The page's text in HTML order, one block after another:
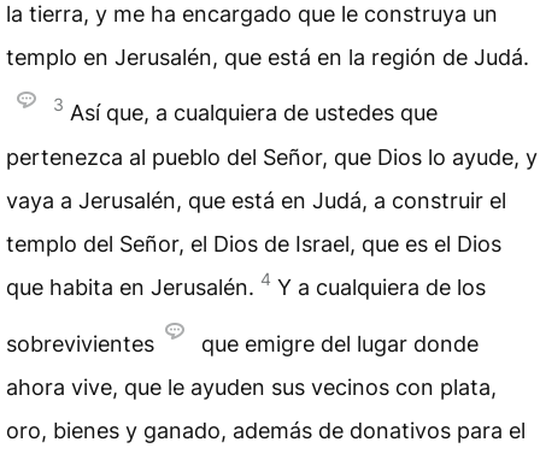
la tierra, y me ha encargado que le construya un
templo en Jerusalén, que está en la región de Judá.
3 Así que, a cualquiera de ustedes que
pertenezca al pueblo del Señor, que Dios lo ayude, y
vaya a Jerusalén, que está en Judá, a construir el
templo del Señor, el Dios de Israel, que es el Dios
que habita en Jerusalén. 4 Y a cualquiera de los
sobrevivientes
que emigre del lugar donde
ahora vive, que le ayuden sus vecinos con plata,
oro, bienes y ganado, además de donativos para el